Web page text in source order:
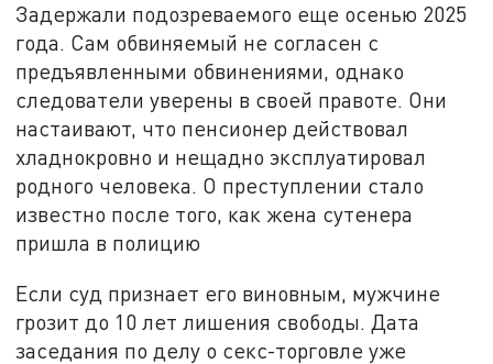
Задержали подозреваемого еще осенью 2025
года. Сам обвиняемый не согласен с
предъявленными обвинениями, однако
следователи уверены в своей правоте. Они
настаивают, что пенсионер действовал
хладнокровно и нещадно эксплуатировал
родного человека. О преступлении стало
известно после того, как жена сутенера
пришла в полицию
Если суд признает его виновным, мужчине
грозит до 10 лет лишения свободы. Дата
заседания по делу о секс-торговле уже